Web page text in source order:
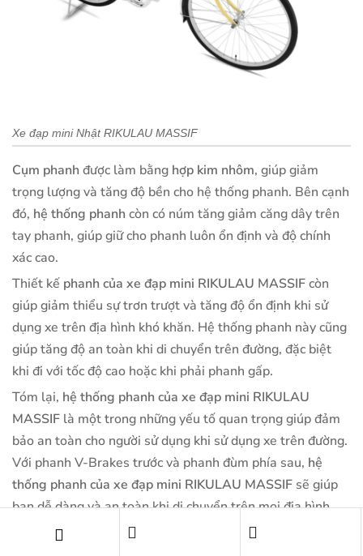
Xe đạp mini Nhật RIKULAU MASSIF
Cụm phanh được làm bằng hợp kim nhôm, giúp giảm
trọng lượng và tăng độ bền cho hệ thống phanh. Bên cạnh
đó, hệ thống phanh còn có núm tăng giảm căng dây trên
tay phanh, giúp giữ cho phanh luôn ổn định và độ chính
xác cao.
Thiết kế phanh của xe đạp mini RIKULAU MASSIFcòn
giúp giảm thiểu sự trơn trượt và tăng độ ổn định khi sử
dụng xe trên địa hình khó khăn. Hệ thống phanh này cũng
giúp tăng độ an toàn khi di chuyển trên đường, đặc biệt
khi đi với tốc độ cao hoặc khi phải phanh gấp.
Tóm lại, hệ thống phanh của xe đạp mini RIKULAU
MASSIF là một trong những yếu tố quan trọng giúp đảm
bảo an toàn cho người sử dụng khi sử dụng xe trên đường.
Với phanh V-Brakes trước và phanh đùm phía sau, hệ
thống phanh của xe đạp mini RIKULAU MASSIF sẽ giúp
bạn dễ dàng và an toàn khi di chuyển trên mọi địa hình.